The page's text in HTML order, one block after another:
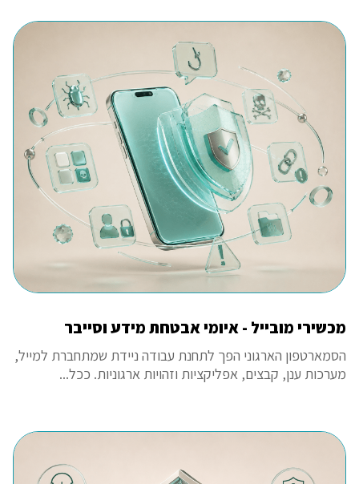
מכשירי מובייל - איומי אבטחת מידע וסייבר
הסמארטפון הארגוני הפך לתחנת עבודה ניידת שמתחברת למייל,
מערכות ענן, קבצים, אפליקציות וזהויות ארגוניות. ככל...